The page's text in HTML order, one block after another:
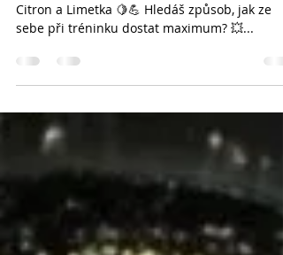
Citron a Limetka 🍋💪 Hledáš způsob, jak ze
sebe při tréninku dostat maximum? 💥...